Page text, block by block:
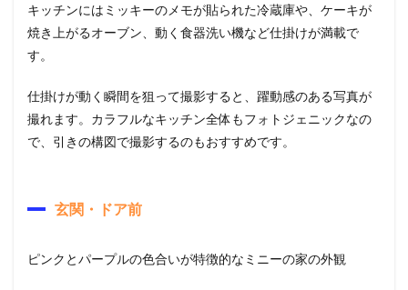
キッチンにはミッキーのメモが貼られた冷蔵庫や、ケーキが
焼き上がるオーブン、動く食器洗い機など仕掛けが満載で
す。
仕掛けが動く瞬間を狙って撮影すると、躍動感のある写真が
撮れます。カラフルなキッチン全体もフォトジェニックなの
で、引きの構図で撮影するのもおすすめです。
玄関・ドア前
ピンクとパープルの色合いが特徴的なミニーの家の外観